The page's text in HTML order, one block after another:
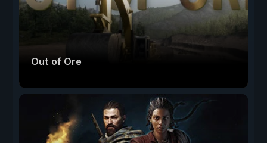
Out of Ore